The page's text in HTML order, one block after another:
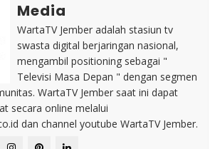
Media
WartaTV Jember adalah stasiun tv
swasta digital berjaringan nasional,
mengambil positioning sebagai "
Televisi Masa Depan " dengan segmen
WartaTV Jember saat ini dapat
secara online melalui
dan channel youtube WartaTV Jember.